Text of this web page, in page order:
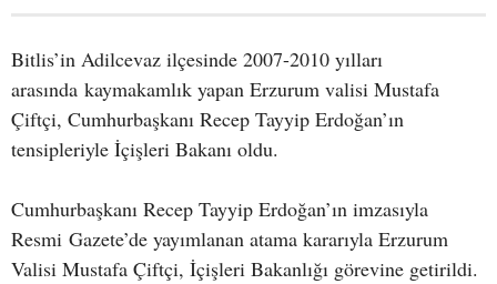
Bitlis’in Adilcevaz ilçesinde 2007-2010 yılları
arasında kaymakamlık yapan Erzurum valisi Mustafa
Çiftçi, Cumhurbaşkanı Recep Tayyip Erdoğan’ın
tensipleriyle İçişleri Bakanı oldu.
Cumhurbaşkanı Recep Tayyip Erdoğan’ın imzasıyla
Resmi Gazete’de yayımlanan atama kararıyla Erzurum
Valisi Mustafa Çiftçi, İçişleri Bakanlığı görevine getirildi.